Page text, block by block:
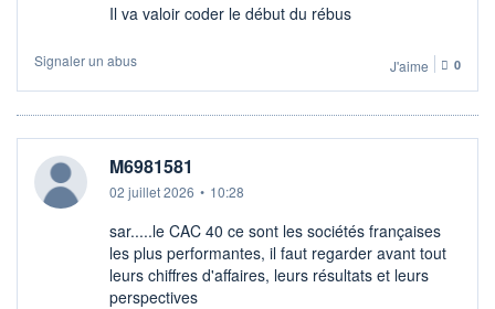
Il va valoir coder le début du rébus
Signaler un abus J'aime 0
M6981581
02 juillet 2026 • 10:28
sar.....le CAC 40 ce sont les sociétés françaises
les plus performantes, il faut regarder avant tout
leurs chiffres d'affaires, leurs résultats et leurs
perspectives